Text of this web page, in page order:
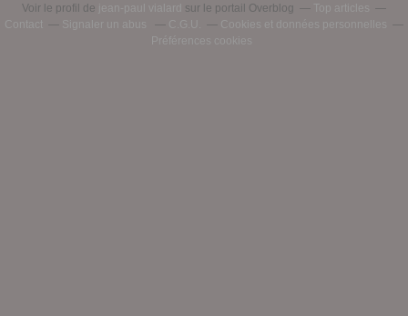
Voir le profil de jean-paul vialard sur le portail Overblog
Top articles
Contact
Signaler un abus C.G.U.
Cookies et données personnelles
Préférences cookies